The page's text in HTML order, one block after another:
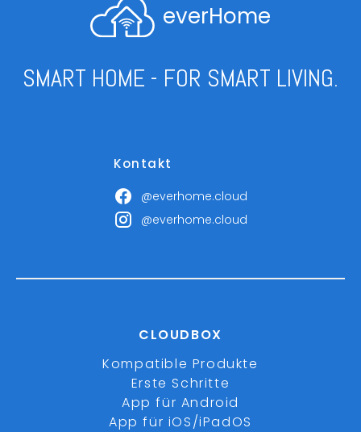
everHome
SMART HOME - FOR SMART LIVING.
Kontakt
@everhome.cloud
@everhome.cloud
CLOUDBOX
Kompatible Produkte
Erste Schritte
App für Android
App für iOS/iPadOS